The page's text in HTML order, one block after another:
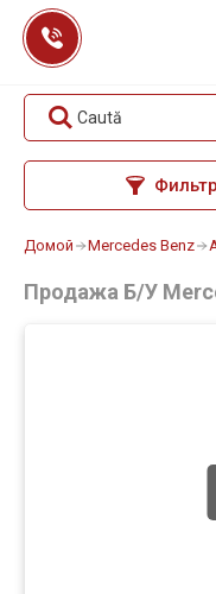
Перейти
содержанию
Caută
Домой Mercedes Benz
Продажа Б/У